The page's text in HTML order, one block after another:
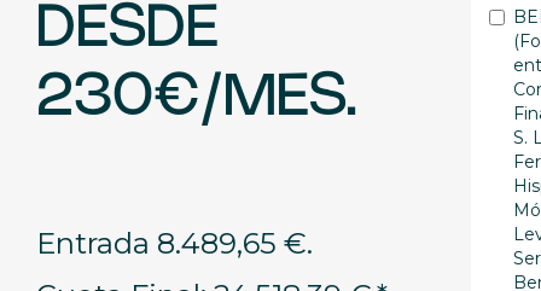
DESDE
230€/MES.
Entrada 8.489,65 €.
S.